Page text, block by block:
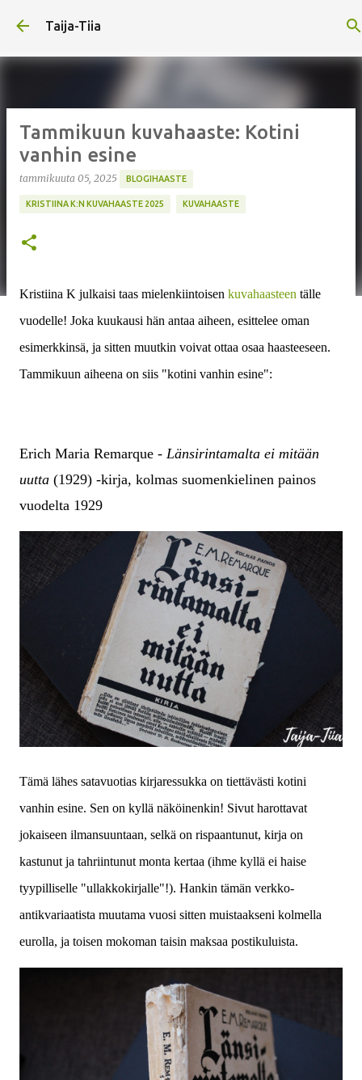
Taija-Tiia
Tammikuun kuvahaaste: Kotini
vanhin esine
tammikuuta 05, 2025 BLOGIHAASTE
KRISTIINA K:N KUVAHAASTE 2025 KUVAHAASTE
Kristiina K julkaisi taas mielenkiintoisen kuvahaasteen tälle
vuodelle! Joka kuukausi hän antaa aiheen, esittelee oman
esimerkkinsä, ja sitten muutkin voivat ottaa osaa haasteeseen.
Tammikuun aiheena on siis "kotini vanhin esine":
Erich Maria Remarque - Länsirintamalta ei mitään
uutta (1929) -kirja, kolmas suomenkielinen painos
vuodelta 1929
Tämä lähes satavuotias kirjaressukka on tiettävästi kotini
vanhin esine. Sen on kyllä näköinenkin! Sivut harottavat
jokaiseen ilmansuuntaan, selkä on rispaantunut, kirja on
kastunut ja tahriintunut monta kertaa (ihme kyllä ei haise
tyypilliselle "ullakkokirjalle"!). Hankin tämän verkko-
antikvariaatista muutama vuosi sitten muistaakseni kolmella
eurolla, ja toisen mokoman taisin maksaa postikuluista.